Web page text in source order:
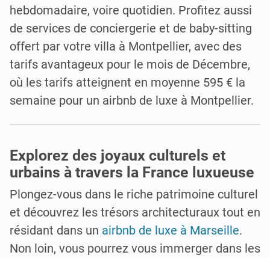
hebdomadaire, voire quotidien. Profitez aussi
de services de conciergerie et de baby-sitting
offert par votre villa à Montpellier, avec des
tarifs avantageux pour le mois de Décembre,
où les tarifs atteignent en moyenne 595 € la
semaine pour un airbnb de luxe à Montpellier.
Explorez des joyaux culturels et
urbains à travers la France luxueuse
Plongez-vous dans le riche patrimoine culturel
et découvrez les trésors architecturaux tout en
résidant dans un airbnb de luxe à Marseille.
Non loin, vous pourrez vous immerger dans les